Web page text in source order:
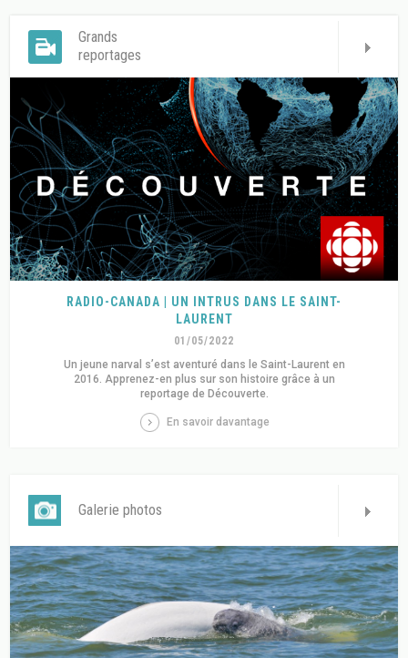
Grands
reportages
RADIO-CANADA | UN INTRUS DANS LE SAINT-
LAURENT
01/05/2022
Un jeune narval s’est aventuré dans le Saint-Laurent en
2016. Apprenez-en plus sur son histoire grâce à un
reportage de Découverte.
En savoir davantage
Galerie photos